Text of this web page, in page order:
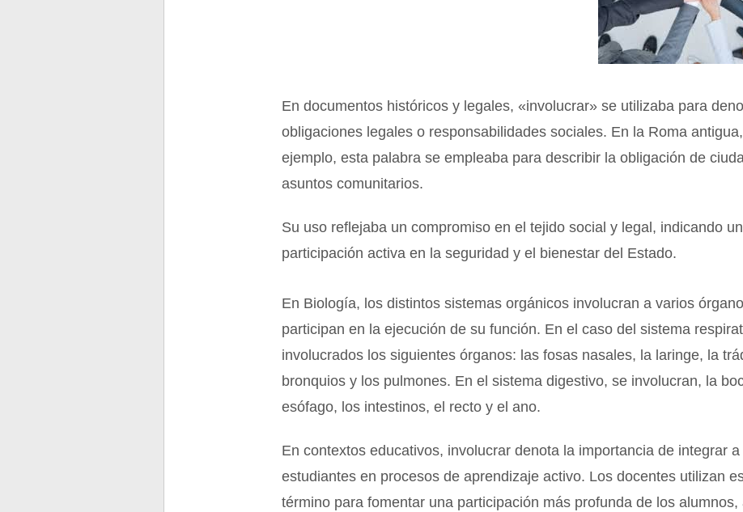
En documentos históricos y legales, «involucrar» se utilizaba para
obligaciones legales o responsabilidades sociales. En la Roma
ejemplo, esta palabra se empleaba para describir la obligación de
asuntos comunitarios.
Su uso reflejaba un compromiso en el tejido social y legal, indicando
participación activa en la seguridad y el bienestar del Estado.
En Biología, los distintos sistemas orgánicos involucran a varios
participan en la ejecución de su función. En el caso del sistema
involucrados los siguientes órganos: las fosas nasales, la laringe, la
bronquios y los pulmones. En el sistema digestivo, se involucran, la
esófago, los intestinos, el recto y el ano.
En contextos educativos, involucrar denota la importancia de integrar a
estudiantes en procesos de aprendizaje activo. Los docentes utilizan
término para fomentar una participación más profunda de los alumnos,